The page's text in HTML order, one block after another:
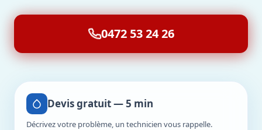
0472 53 24 26
Devis gratuit — 5 min
Décrivez votre problème, un technicien vous rappelle.